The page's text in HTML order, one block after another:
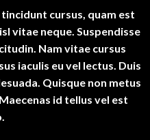
cursus, quam est
vitae neque. Suspendisse
Nam vitae cursus
iaculis eu vel lectus. Duis
Quisque non metus
id tellus vel est